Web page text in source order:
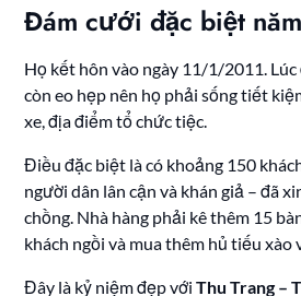
Đám cưới đặc biệt
Họ kết hôn vào ngày 11/1/2011.
còn eo hẹp nên họ phải sống tiết
xe, địa điểm tổ chức tiệc.
Điều đặc biệt là có khoảng 150
người dân lân cận và khán giả – đã
chồng. Nhà hàng phải kê thêm 15
khách ngồi và mua thêm hủ tiếu xào
Đây là kỷ niệm đẹp vớiThu Trang –